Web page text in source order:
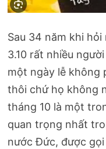
Sau 34 năm khi
3.10 rất nhiều
một ngày lễ không
thôi chứ họ không
tháng 10 là một
quan trọng nhất
nước Đức, được